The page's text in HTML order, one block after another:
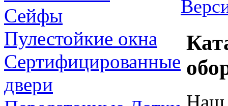
Сейфы
Пулестойкие окна
Сертифицированные
двери